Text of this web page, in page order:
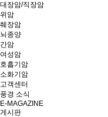
대장암/직장암
위암
췌장암
뇌종양
간암
여성암
호흡기암
소화기암
고객센터
풍경 소식
E-MAGAZINE
게시판